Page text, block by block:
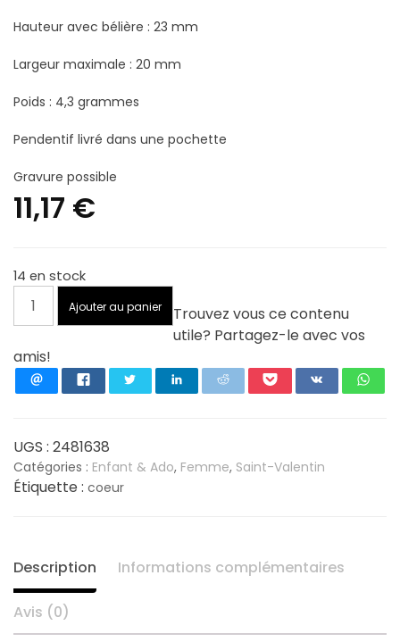
Hauteur avec bélière : 23 mm
Largeur maximale : 20 mm
Poids : 4,3 grammes
Pendentif livré dans une pochette
Gravure possible
11,17 €
14 en stock
quantité
coeur
plaqué
or
Ajouter au panier
Trouvez vous ce contenu
utile? Partagez-le avec vos
amis!
UGS : 2481638
Catégories : Enfant & Ado, Femme, Saint-Valentin
Étiquette : coeur
Description Informations complémentaires
Avis (0)